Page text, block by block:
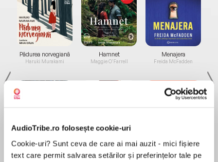
AudioTribe.ro folosește cookie-uri
Cookie-uri? Sunt ceva de care ai mai auzit - mici fișiere
text care permit salvarea setărilor și preferințelor tale pe
Pădurea norvegiană
Haruki Murakami
Elita de Argint (Elita
Hamnet
Maggie O'Farrell
Diavolul se îmbracă de
Menajera
Freida McFadden
Migdală